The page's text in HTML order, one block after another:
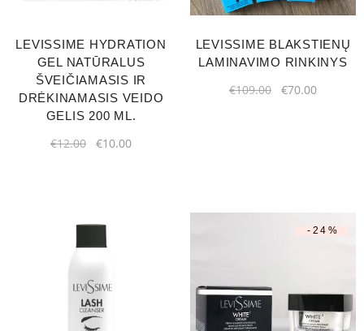
LEVISSIME HYDRATION
GEL NATŪRALUS
ŠVEIČIAMASIS IR
DRĖKINAMASIS VEIDO
GELIS 200 ML.
€12.00 €10.00
LEVISSIME BLAKSTIENŲ
LAMINAVIMO RINKINYS
€109.00 €70.00
-24%